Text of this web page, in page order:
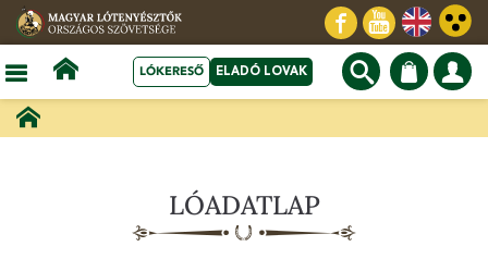
LÓKERESŐ ELADÓ LOVAK
LÓADATLAP